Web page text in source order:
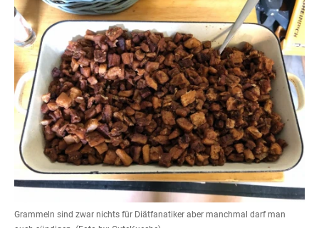
Grammeln sind zwar nichts für Diätfanatiker aber manchmal darf man